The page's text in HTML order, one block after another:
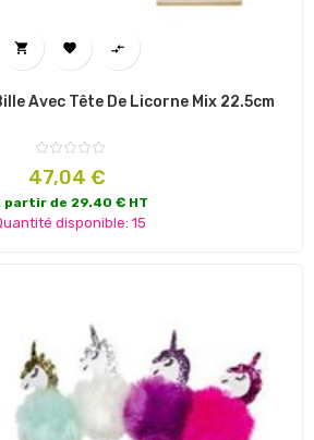
  
Avec Tête De Licorne Mix 22.5cm
Prix
47,04 €
partir de 29.40 € HT
disponible: 15